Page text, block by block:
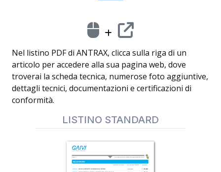
Nel listino PDF di ANTRAX, clicca sulla riga di un
articolo per accedere alla sua pagina web, dove
troverai la scheda tecnica, numerose foto aggiuntive,
dettagli tecnici, documentazioni e certificazioni di
conformità.
LISTINO STANDARD